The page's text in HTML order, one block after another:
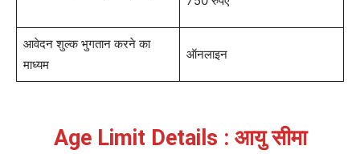
आवेदन शुल्क भुगतान करने का
माध्यम
ऑनलाइन
Age Limit Details : आयु सीमा